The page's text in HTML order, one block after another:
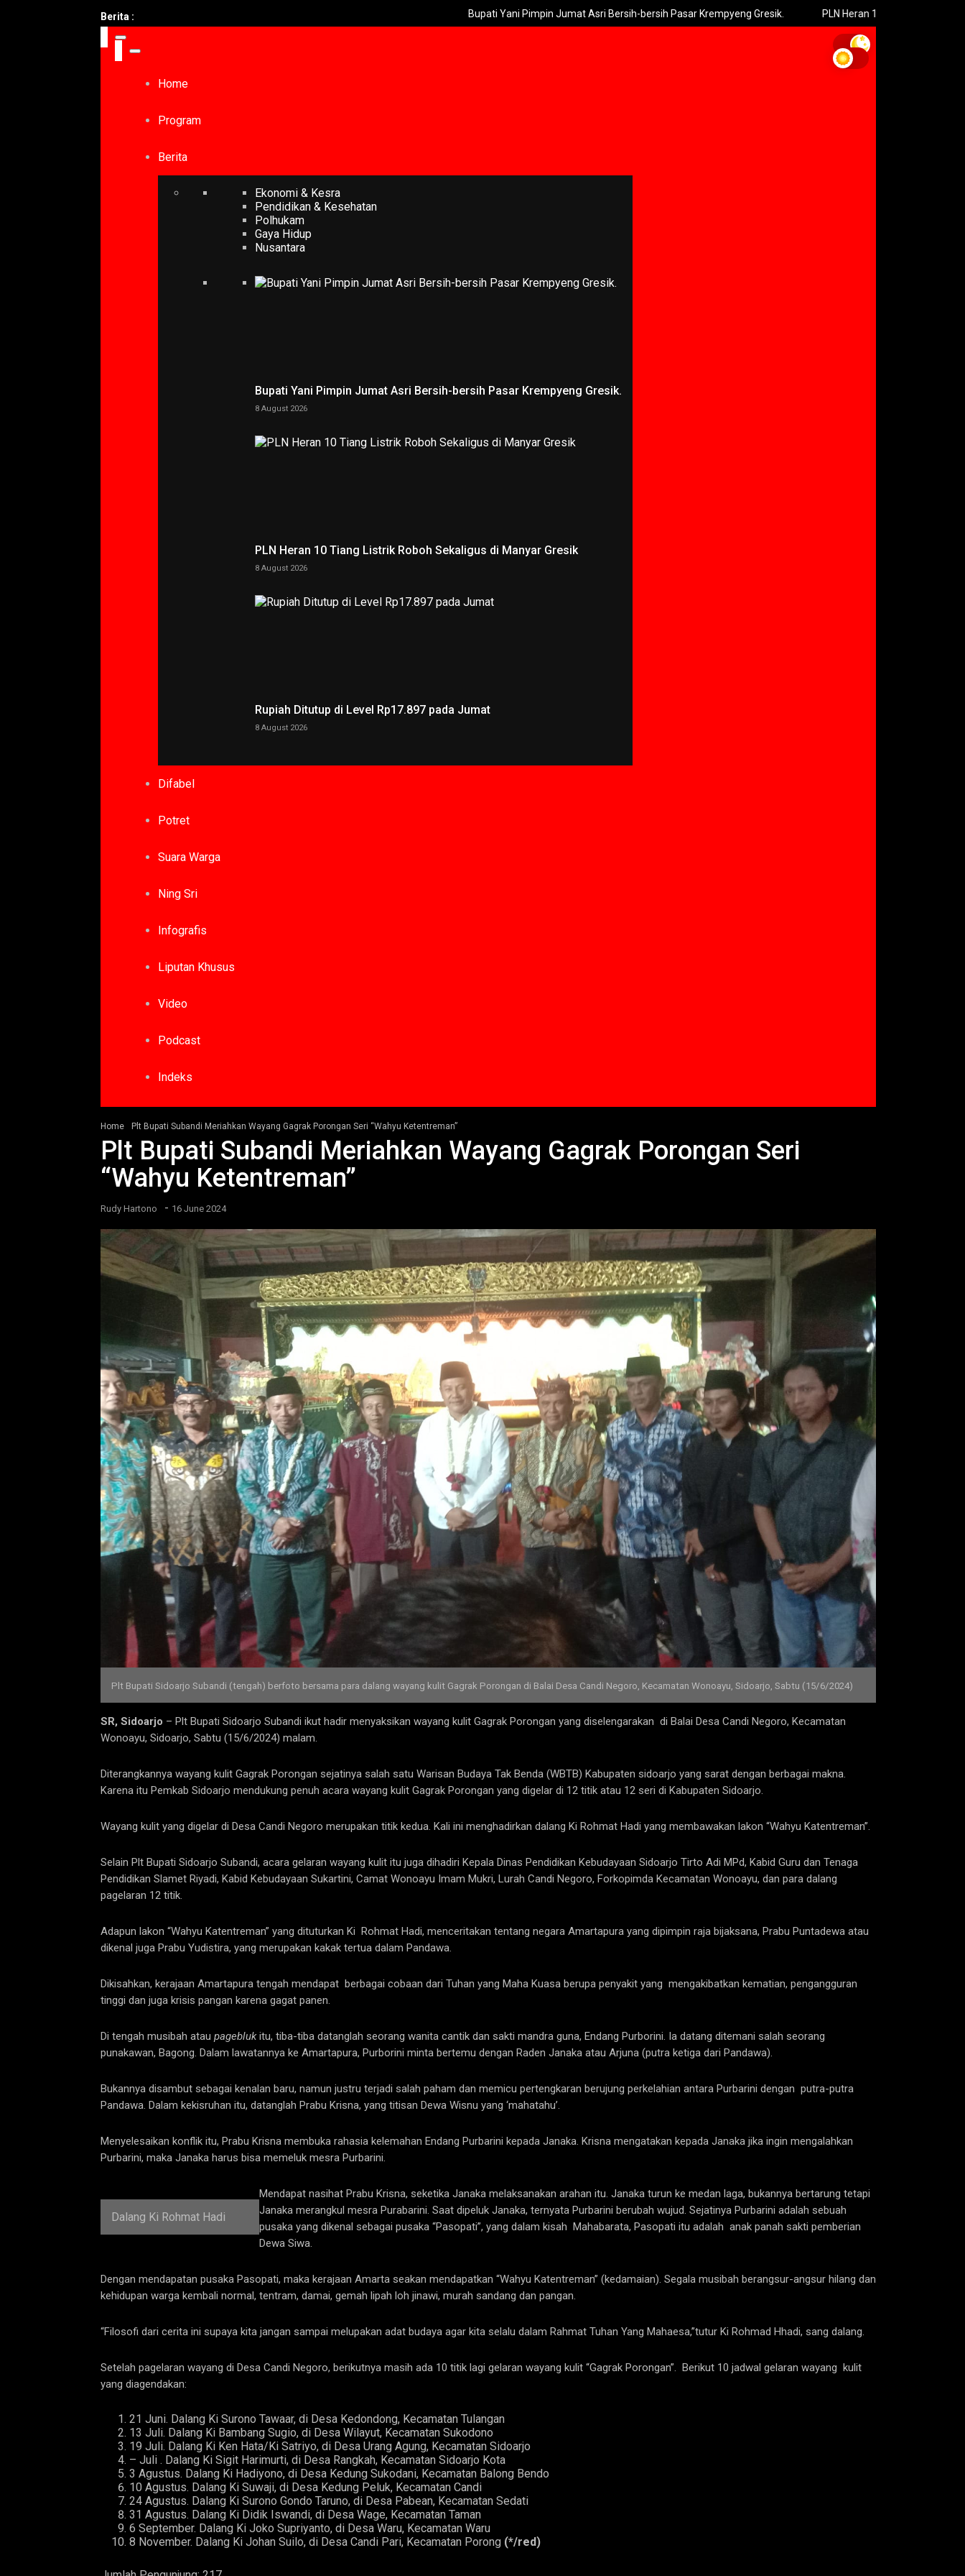
Berita : Bupati Yani Pimpin Jumat Asri Bersih-bersih Pasar Krempyeng Gresik. PLN Heran 10 Tiang Listrik Roboh Sekaligus di
Home
Program
Berita
Ekonomi & Kesra
Pendidikan & Kesehatan
Polhukam
Gaya Hidup
Nusantara
Bupati Yani Pimpin Jumat Asri Bersih-bersih Pasar Krempyeng Gresik.
8 August 2026
PLN Heran 10 Tiang Listrik Roboh Sekaligus di Manyar Gresik
8 August 2026
Rupiah Ditutup di Level Rp17.897 pada Jumat
8 August 2026
Difabel
Potret
Suara Warga
Ning Sri
Infografis
Liputan Khusus
Video
Podcast
Indeks
Home Plt Bupati Subandi Meriahkan Wayang Gagrak Porongan Seri “Wahyu Ketentreman”
Plt Bupati Subandi Meriahkan Wayang Gagrak Porongan Seri
“Wahyu Ketentreman”
Rudy Hartono - 16 June 2024
Plt Bupati Sidoarjo Subandi (tengah) berfoto bersama para dalang wayang kulit Gagrak Porongan di Balai Desa Candi Negoro, Kecamatan Wonoayu, Sidoarjo, Sabtu (15/6/2024)
SR, Sidoarjo – Plt Bupati Sidoarjo Subandi ikut hadir menyaksikan wayang kulit Gagrak Porongan yang diselengarakan di Balai Desa Candi Negoro, Kecamatan
Wonoayu, Sidoarjo, Sabtu (15/6/2024) malam.
Diterangkannya wayang kulit Gagrak Porongan sejatinya salah satu Warisan Budaya Tak Benda (WBTB) Kabupaten sidoarjo yang sarat dengan berbagai makna.
Karena itu Pemkab Sidoarjo mendukung penuh acara wayang kulit Gagrak Porongan yang digelar di 12 titik atau 12 seri di Kabupaten Sidoarjo.
Wayang kulit yang digelar di Desa Candi Negoro merupakan titik kedua. Kali ini menghadirkan dalang Ki Rohmat Hadi yang membawakan lakon “Wahyu Katentreman”.
Selain Plt Bupati Sidoarjo Subandi, acara gelaran wayang kulit itu juga dihadiri Kepala Dinas Pendidikan Kebudayaan Sidoarjo Tirto Adi MPd, Kabid Guru dan Tenaga
Pendidikan Slamet Riyadi, Kabid Kebudayaan Sukartini, Camat Wonoayu Imam Mukri, Lurah Candi Negoro, Forkopimda Kecamatan Wonoayu, dan para dalang
pagelaran 12 titik.
Adapun lakon “Wahyu Katentreman” yang dituturkan Ki Rohmat Hadi, menceritakan tentang negara Amartapura yang dipimpin raja bijaksana, Prabu Puntadewa atau
dikenal juga Prabu Yudistira, yang merupakan kakak tertua dalam Pandawa.
Dikisahkan, kerajaan Amartapura tengah mendapat berbagai cobaan dari Tuhan yang Maha Kuasa berupa penyakit yang mengakibatkan kematian, pengangguran
tinggi dan juga krisis pangan karena gagat panen.
Di tengah musibah atau pageblukitu, tiba-tiba datanglah seorang wanita cantik dan sakti mandra guna, Endang Purborini. Ia datang ditemani salah seorang
punakawan, Bagong. Dalam lawatannya ke Amartapura, Purborini minta bertemu dengan Raden Janaka atau Arjuna (putra ketiga dari Pandawa).
Bukannya disambut sebagai kenalan baru, namun justru terjadi salah paham dan memicu pertengkaran berujung perkelahian antara Purbarini dengan putra-putra
Pandawa. Dalam kekisruhan itu, datanglah Prabu Krisna, yang titisan Dewa Wisnu yang ‘mahatahu’.
Menyelesaikan konflik itu, Prabu Krisna membuka rahasia kelemahan Endang Purbarini kepada Janaka. Krisna mengatakan kepada Janaka jika ingin mengalahkan
Purbarini, maka Janaka harus bisa memeluk mesra Purbarini.
Dalang Ki Rohmat Hadi
Mendapat nasihat Prabu Krisna, seketika Janaka melaksanakan arahan itu. Janaka turun ke medan laga, bukannya bertarung tetapi
Janaka merangkul mesra Purabarini. Saat dipeluk Janaka, ternyata Purbarini berubah wujud. Sejatinya Purbarini adalah sebuah
pusaka yang dikenal sebagai pusaka “Pasopati”, yang dalam kisah Mahabarata, Pasopati itu adalah anak panah sakti pemberian
Dewa Siwa.
Dengan mendapatan pusaka Pasopati, maka kerajaan Amarta seakan mendapatkan “Wahyu Katentreman” (kedamaian). Segala musibah berangsur-angsur hilang dan
kehidupan warga kembali normal, tentram, damai, gemah lipah loh jinawi, murah sandang dan pangan.
“Filosofi dari cerita ini supaya kita jangan sampai melupakan adat budaya agar kita selalu dalam Rahmat Tuhan Yang Mahaesa,”tutur Ki Rohmad Hhadi, sang dalang.
Setelah pagelaran wayang di Desa Candi Negoro, berikutnya masih ada 10 titik lagi gelaran wayang kulit “Gagrak Porongan”. Berikut 10 jadwal gelaran wayang kulit
yang diagendakan:
21 Juni. Dalang Ki Surono Tawaar, di Desa Kedondong, Kecamatan Tulangan
13 Juli. Dalang Ki Bambang Sugio, di Desa Wilayut, Kecamatan Sukodono
19 Juli. Dalang Ki Ken Hata/Ki Satriyo, di Desa Urang Agung, Kecamatan Sidoarjo
– Juli . Dalang Ki Sigit Harimurti, di Desa Rangkah, Kecamatan Sidoarjo Kota
3 Agustus. Dalang Ki Hadiyono, di Desa Kedung Sukodani, Kecamatan Balong Bendo
10 Agustus. Dalang Ki Suwaji, di Desa Kedung Peluk, Kecamatan Candi
24 Agustus. Dalang Ki Surono Gondo Taruno, di Desa Pabean, Kecamatan Sedati
31 Agustus. Dalang Ki Didik Iswandi, di Desa Wage, Kecamatan Taman
6 September. Dalang Ki Joko Supriyanto, di Desa Waru, Kecamatan Waru
8 November. Dalang Ki Johan Suilo, di Desa Candi Pari, Kecamatan Porong (*/red)